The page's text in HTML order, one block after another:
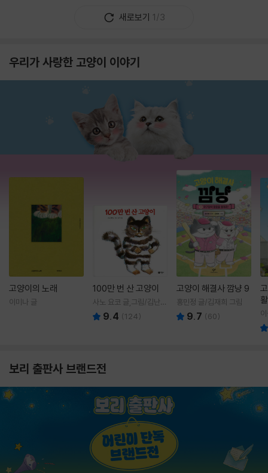
새로보기 1/3
우리가 사랑한 고양이 이야기
고양이의 노래
이미나 글
100만 번 산 고양이
사노 요코 글,그림/김난주
역 9.4 (124)
고양이 해결사 깜냥 9
홍민정 글/김재희 그림
9.7 (60)
보리 출판사 브랜드전